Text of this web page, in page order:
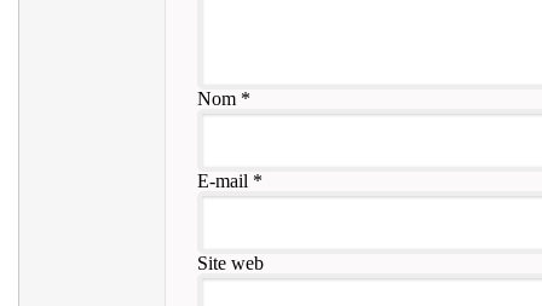
Nom*
E-mail *
Site web